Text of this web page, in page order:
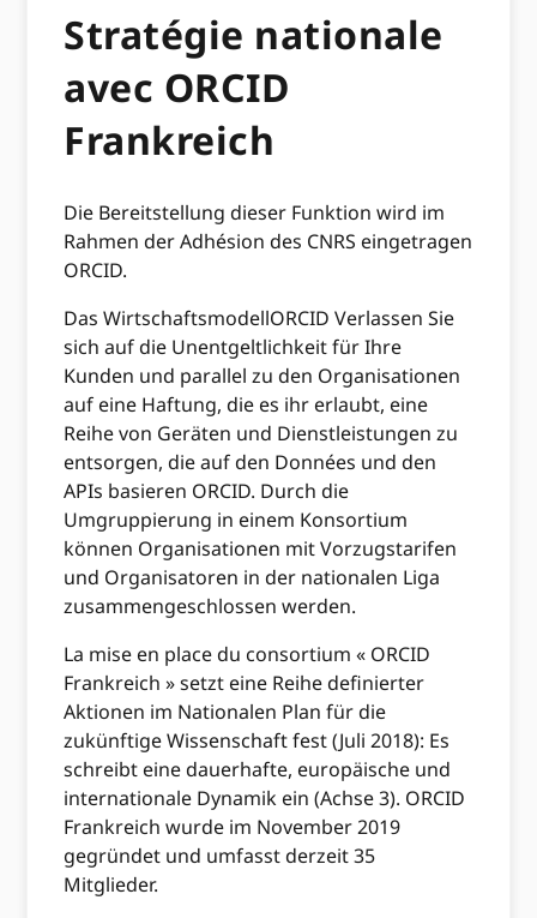
Stratégie nationale
avec ORCID
Frankreich
Die Bereitstellung dieser Funktion wird im
Rahmen der Adhésion des CNRS eingetragen
ORCID.
Das WirtschaftsmodellORCID Verlassen Sie
sich auf die Unentgeltlichkeit für Ihre
Kunden und parallel zu den Organisationen
auf eine Haftung, die es ihr erlaubt, eine
Reihe von Geräten und Dienstleistungen zu
entsorgen, die auf den Données und den
APIs basieren ORCID. Durch die
Umgruppierung in einem Konsortium
können Organisationen mit Vorzugstarifen
und Organisatoren in der nationalen Liga
zusammengeschlossen werden.
La mise en place du consortium « ORCID
Frankreich » setzt eine Reihe definierter
Aktionen im Nationalen Plan für die
zukünftige Wissenschaft fest (Juli 2018): Es
schreibt eine dauerhafte, europäische und
internationale Dynamik ein (Achse 3). ORCID
Frankreich wurde im November 2019
gegründet und umfasst derzeit 35
Mitglieder.